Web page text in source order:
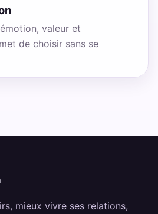
valeur et
de choisir sans se
mieux vivre ses relations,